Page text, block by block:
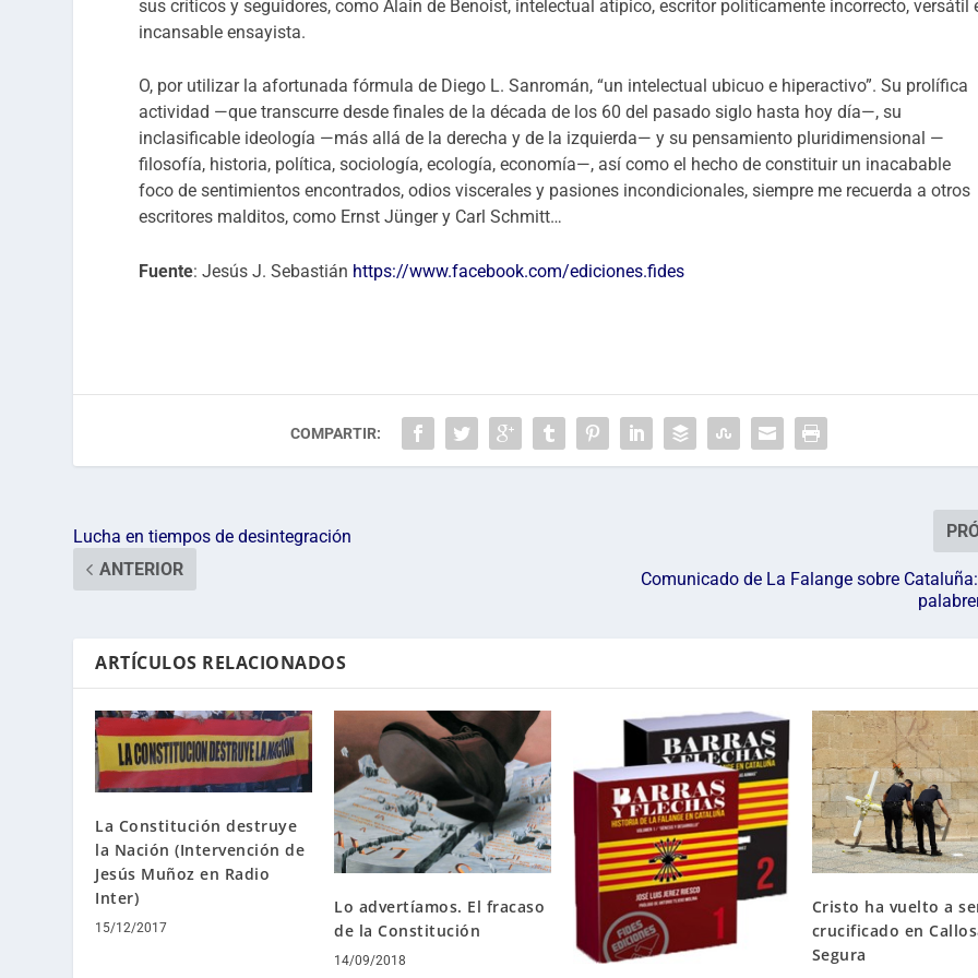
sus críticos y seguidores, como Alain de Benoist, intelectual atípico, escritor políticamente incorrecto, versátil
incansable ensayista.
O, por utilizar la afortunada fórmula de Diego L. Sanromán, “un intelectual ubicuo e hiperactivo”. Su prolífica
actividad —que transcurre desde finales de la década de los 60 del pasado siglo hasta hoy día—, su
inclasificable ideología —más allá de la derecha y de la izquierda— y su pensamiento pluridimensional —
filosofía, historia, política, sociología, ecología, economía—, así como el hecho de constituir un inacabable
foco de sentimientos encontrados, odios viscerales y pasiones incondicionales, siempre me recuerda a otros
escritores malditos, como Ernst Jünger y Carl Schmitt…
Fuente: Jesús J. Sebastián https://www.facebook.com/ediciones.fides
COMPARTIR:
Lucha en tiempos de desintegración
ANTERIOR
Comunicado de La Falange sobre
ARTÍCULOS RELACIONADOS
La Constitución destruye
la Nación (Intervención de
Jesús Muñoz en Radio
Inter)
15/12/2017
Lo advertíamos. El fracaso
de la Constitución
14/09/2018
Cristo ha vuelto a
crucificado en
Segura